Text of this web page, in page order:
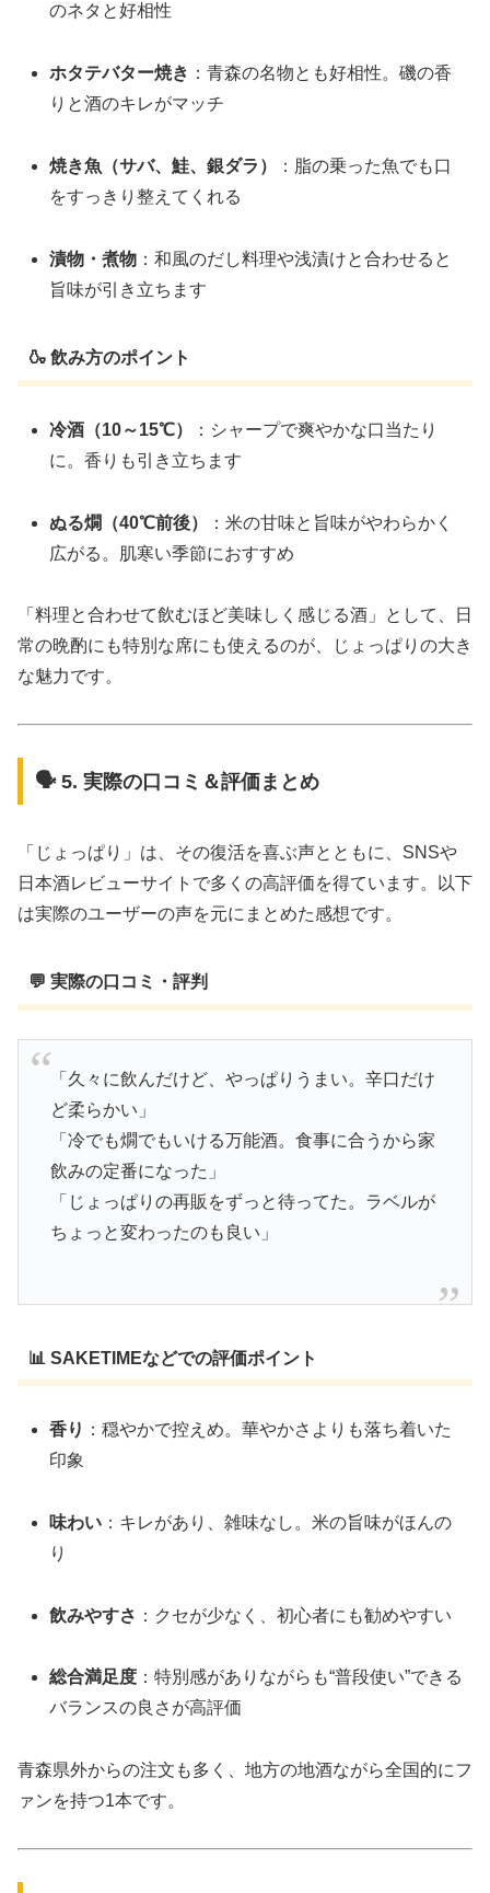
のネタと好相性
ホタテバター焼き ：青森の名物とも好相性。磯の香
りと酒のキレがマッチ
焼き魚（サバ、鮭、銀ダラ）
：脂の乗った魚でも口
をすっきり整えてくれる
漬物・煮物 ：和風のだし料理や浅漬けと合わせると
旨味が引き立ちます
🍶 飲み方のポイント
冷酒（10～15℃）
：シャープで爽やかな口当たり
に。香りも引き立ちます
ぬる燗（40℃前後）
：米の甘味と旨味がやわらかく
広がる。肌寒い季節におすすめ
「料理と合わせて飲むほど美味しく感じる酒」として、日
常の晩酌にも特別な席にも使えるのが、じょっぱりの大き
な魅力です。
🗣️ 5. 実際の口コミ＆評価まとめ
「じょっぱり」は、その復活を喜ぶ声とともに、SNSや
日本酒レビューサイトで多くの高評価を得ています。以下
は実際のユーザーの声を元にまとめた感想です。
💬 実際の口コミ・評判
「久々に飲んだけど、やっぱりうまい。辛口だけ
ど柔らかい」
「冷でも燗でもいける万能酒。食事に合うから家
飲みの定番になった」
「じょっぱりの再販をずっと待ってた。ラベルが
ちょっと変わったのも良い」
📊 SAKETIMEなどでの評価ポイント
香り ：穏やかで控えめ。華やかさよりも落ち着いた
印象
味わい ：キレがあり、雑味なし。米の旨味がほんの
り
飲みやすさ ：クセが少なく、初心者にも勧めやすい
総合満足度 ：特別感がありながらも“普段使い”できる
バランスの良さが高評価
青森県外からの注文も多く、地方の地酒ながら全国的にフ
ァンを持つ1本です。